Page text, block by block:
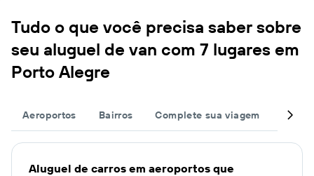
Tudo o que você precisa saber sobre
seu aluguel de van com 7 lugares em
Porto Alegre
Aeroportos Bairros Complete sua viagem
Aluguel de carros em aeroportos que